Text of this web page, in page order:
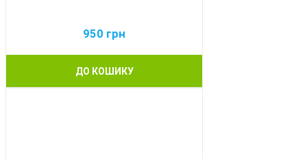
950 грн
ДО КОШИКУ